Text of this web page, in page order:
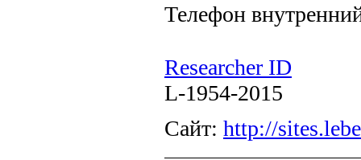
Телефон
Researcher ID
L-1954-2015
Сайт: http://